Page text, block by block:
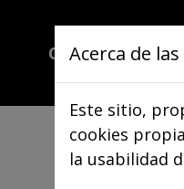
QUIÉNES
Acerca de
Este sitio,
cookies
la usabilidad